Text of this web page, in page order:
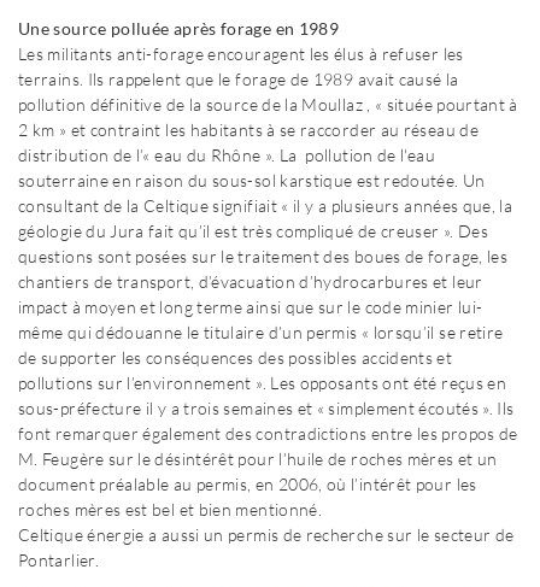
Une source polluée après forage en 1989
Les militants anti-forage encouragent les élus à refuser les
terrains. Ils rappelent que le forage de 1989 avait causé la
pollution définitive de la source de la Moullaz , « située pourtant à
2 km » et contraint les habitants à se raccorder au réseau de
distribution de l’« eau du Rhône ». La pollution de l'eau
souterraine en raison du sous-sol karstique est redoutée. Un
consultant de la Celtique signifiait « il y a plusieurs années que, la
géologie du Jura fait qu’il est très compliqué de creuser ». Des
questions sont posées sur le traitement des boues de forage, les
chantiers de transport, d’évacuation d’hydrocarbures et leur
impact à moyen et long terme ainsi que sur le code minier lui-
même qui dédouanne le titulaire d’un permis « lorsqu’il se retire
de supporter les conséquences des possibles accidents et
pollutions sur l’environnement ». Les opposants ont été reçus en
sous-préfecture il y a trois semaines et « simplement écoutés ». Ils
font remarquer également des contradictions entre les propos de
M. Feugère sur le désintérêt pour l’huile de roches mères et un
document préalable au permis, en 2006, où l’intérêt pour les
roches mères est bel et bien mentionné.
Celtique énergie a aussi un permis de recherche sur le secteur de
Pontarlier.